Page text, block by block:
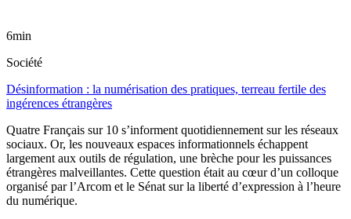
6min
Société
Désinformation : la numérisation des pratiques, terreau fertile des
ingérences étrangères
Quatre Français sur 10 s’informent quotidiennement sur les réseaux
sociaux. Or, les nouveaux espaces informationnels échappent
largement aux outils de régulation, une brèche pour les puissances
étrangères malveillantes. Cette question était au cœur d’un colloque
organisé par l’Arcom et le Sénat sur la liberté d’expression à l’heure
du numérique.